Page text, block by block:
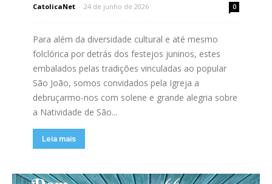
CatolicaNet - 24 de junho de 2026 0
Para além da diversidade cultural e até mesmo
folclórica por detrás dos festejos juninos, estes
embalados pelas tradições vinculadas ao popular
São João, somos convidados pela Igreja a
debruçarmo-nos com solene e grande alegria sobre
a Natividade de São...
Leia mais